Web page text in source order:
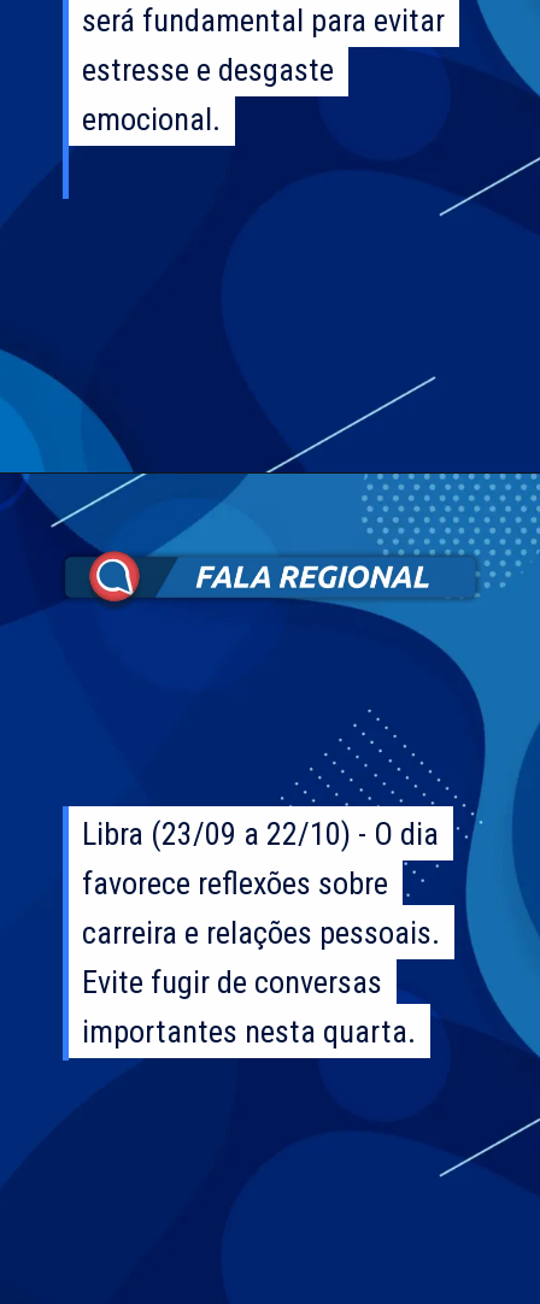
será fundamental para evitar
estresse e desgaste
emocional.
será fundamental para evitar
estresse e desgaste
emocional.
Libra (23/09 a 22/10) - O dia
favorece reflexões sobre
carreira e relações pessoais.
Evite fugir de conversas
importantes nesta quarta.
Libra (23/09 a 22/10) - O dia
favorece reflexões sobre
carreira e relações pessoais.
Evite fugir de conversas
importantes nesta quarta.